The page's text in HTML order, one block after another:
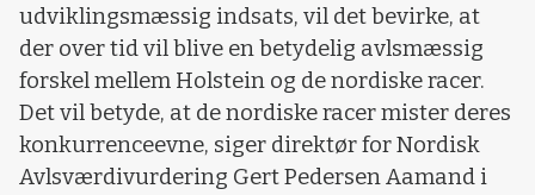
udviklingsmæssig indsats, vil det bevirke, at
der over tid vil blive en betydelig avlsmæssig
forskel mellem Holstein og de nordiske racer.
Det vil betyde, at de nordiske racer mister deres
konkurrenceevne, siger direktør for Nordisk
Avlsværdivurdering Gert Pedersen Aamand i